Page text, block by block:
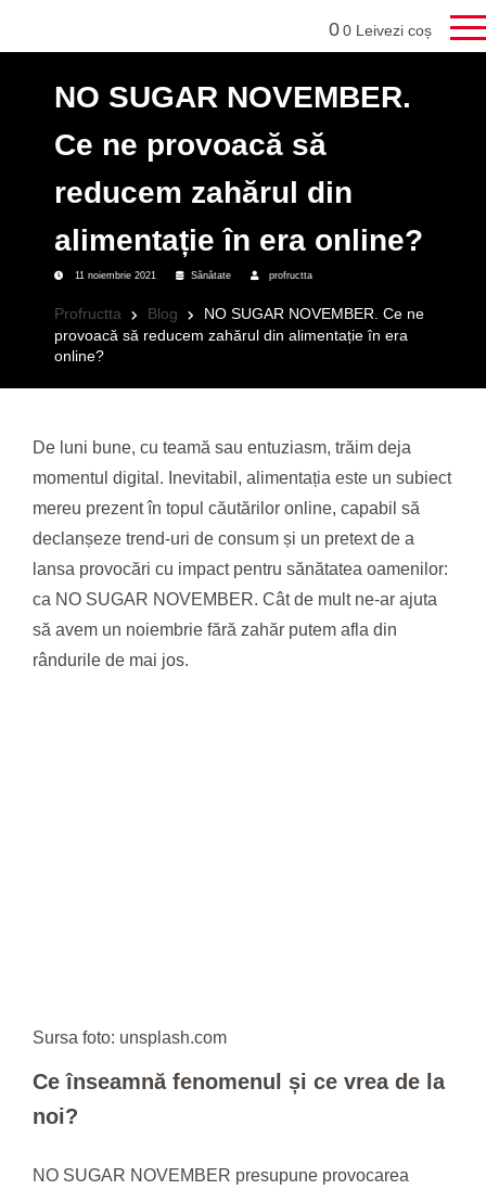
00 Leivezi coș
NO SUGAR NOVEMBER.
Ce ne provoacă să
reducem zahărul din
alimentație în era online?
11 noiembrie 2021 Sănătate profructta
Profructta Blog
NO SUGAR NOVEMBER. Ce ne
provoacă să reducem zahărul din alimentație în era
online?
De luni bune, cu teamă sau entuziasm, trăim deja
momentul digital. Inevitabil, alimentația este un subiect
mereu prezent în topul căutărilor online, capabil să
declanșeze trend-uri de consum și un pretext de a
lansa provocări cu impact pentru sănătatea oamenilor:
ca NO SUGAR NOVEMBER. Cât de mult ne-ar ajuta
să avem un noiembrie fără zahăr putem afla din
rândurile de mai jos.
Sursa foto: unsplash.com
Ce înseamnă fenomenul și ce vrea de la
noi?
NO SUGAR NOVEMBER presupune provocarea